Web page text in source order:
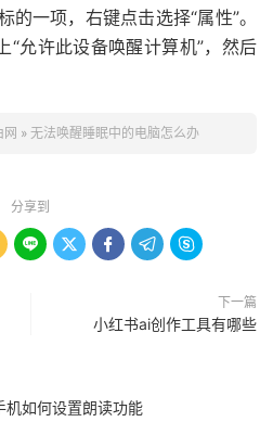
一项，右键点击选择“属性”。
“允许此设备唤醒计算机”，然后
网 » 无法唤醒睡眠中的电脑怎么办
分享到
    
下一篇
小红书ai创作工具有哪些
机如何设置朗读功能